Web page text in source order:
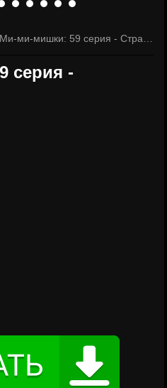
ми-мишки: 59 серия - Страшилки
серия -